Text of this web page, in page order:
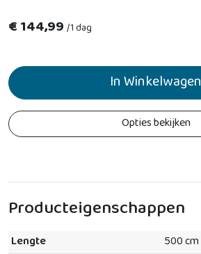
€144,99 /1 dag
In Winkelwagen
Opties bekijken
Producteigenschappen
Lengte
500 cm